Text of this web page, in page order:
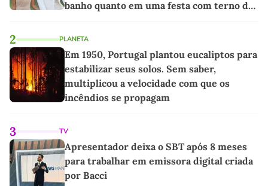
banho quanto em uma festa com terno de
2 PLANETA
Em 1950, Portugal plantou eucaliptos para
estabilizar seus solos. Sem saber,
multiplicou a velocidade com que os
incêndios se propagam
3 TV
Apresentador deixa o SBT após 8 meses
para trabalhar em emissora digital criada
por Bacci